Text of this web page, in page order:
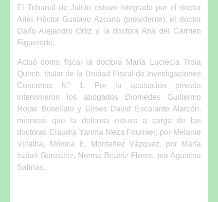
El Tribunal de Juicio estuvo integrado por el doctor
Ariel Héctor Gustavo Azcona (presidente), el doctor
Darío Alejandro Ortiz y la doctora Ana del Carmen
Figueredo.
Actuó como fiscal la doctora María Lucrecia Troia
Quirch, titular de la Unidad Fiscal de Investigaciones
Concretas N° 1. Por la acusación privada
intervinieron los abogados Diomedes Guillermo
Rojas Busellato y Ulises David Escalante Alarcón,
mientras que la defensa estuvo a cargo de las
doctoras Claudia Yanina Meza Fournier, por Melanie
Villalba, Mónica E. Montañez Vázquez, por María
Isabel González, Norma Beatriz Flores, por Agustina
Salinas.